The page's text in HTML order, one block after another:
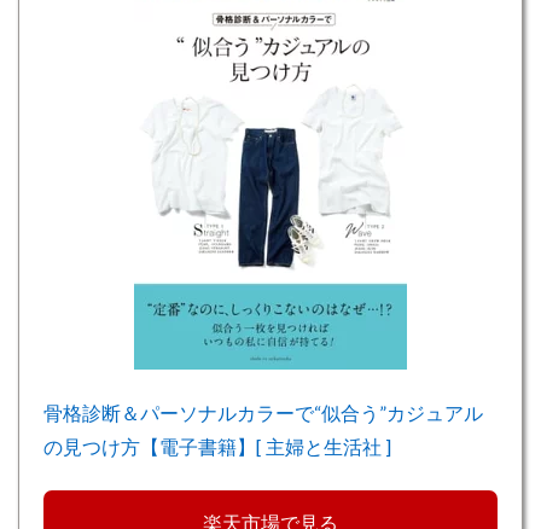
骨格診断＆パーソナルカラーで“似合う”カジュアル
の見つけ方【電子書籍】[ 主婦と生活社 ]
楽天市場で見る